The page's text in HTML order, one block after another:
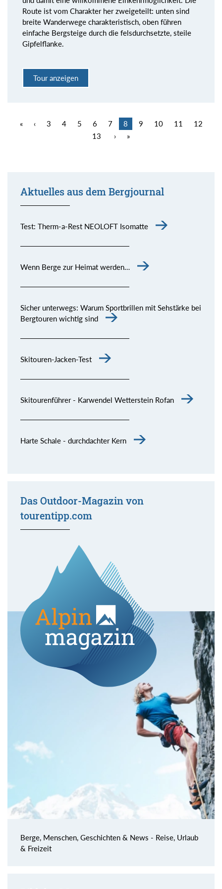
Route ist vom Charakter her zweigeteilt: unten sind
breite Wanderwege charakteristisch, oben führen
einfache Bergsteige durch die felsdurchsetzte, steile
Gipfelflanke.
Tour anzeigen
« ‹ 3 4 5 6 7 8 9 10 11
12
13
› »
Aktuelles aus dem Bergjournal
Test: Therm-a-Rest NEOLOFT Isomatte
Wenn Berge zur Heimat werden…
Sicher unterwegs: Warum Sportbrillen mit Sehstärke bei
Bergtouren wichtig sind
Skitouren-Jacken-Test
Skitourenführer - Karwendel Wetterstein Rofan
Harte Schale - durchdachter Kern
Das Outdoor-Magazin von
tourentipp.com
Berge, Menschen, Geschichten & News - Reise, Urlaub
& Freizeit